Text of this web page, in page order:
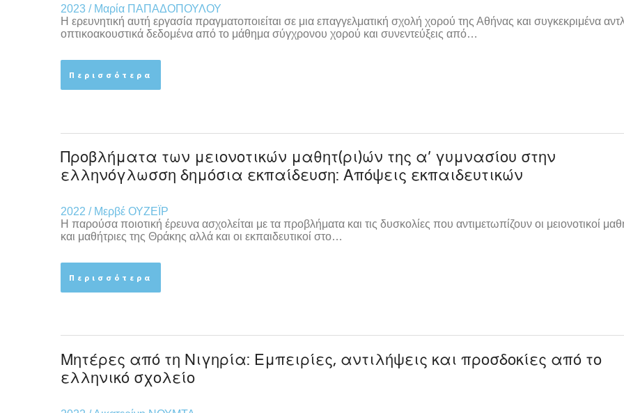
2023 / Μαρία ΠΑΠΑΔΟΠΟΥΛΟΥ
Η ερευνητική αυτή εργασία πραγματοποιείται σε μια επαγγελματική σχολή χορού της Αθήνας και συγκεκριμένα
οπτικοακουστικά δεδομένα από το μάθημα σύγχρονου χορού και συνεντεύξεις από…
Περισσότερα
Προβλήματα των μειονοτικών μαθητ(ρι)ών της α’ γυμνασίου στην
ελληνόγλωσση δημόσια εκπαίδευση: Απόψεις εκπαιδευτικών
2022 / Μερβέ ΟΥΖΕΪΡ
Η παρούσα ποιοτική έρευνα ασχολείται με τα προβλήματα και τις δυσκολίες που αντιμετωπίζουν οι μειονοτικοί
και μαθήτριες της Θράκης αλλά και οι εκπαιδευτικοί στο…
Περισσότερα
Μητέρες από τη Νιγηρία: Εμπειρίες, αντιλήψεις και προσδοκίες από το
ελληνικό σχολείο